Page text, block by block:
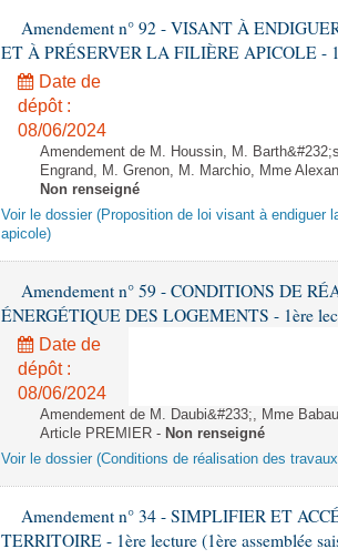
Amendement n° 92 - VISANT À
ET À PRÉSERVER LA FILIÈRE APICOLE -
Date de
dépôt :
08/06/2024
Amendement de M. Houssin, M.
Engrand, M. Grenon, M. Marchio, Mme
Non renseigné
Voir le dossier (Proposition de loi visant à endiguer
apicole)
Amendement n° 59 - CONDITIONS DE
ÉNERGÉTIQUE DES LOGEMENTS - 1ère
Date de
dépôt :
08/06/2024
Amendement de M. Daubi&#233;, Mme
Article PREMIER - Non renseigné
Voir le dossier (Conditions de réalisation des
Amendement n° 34 - SIMPLIFIER ET
TERRITOIRE - 1ère lecture (1ère assemblée